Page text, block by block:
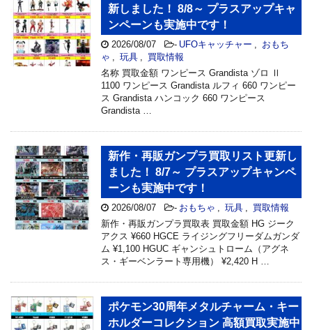
新しました！ 8/8～ プラスアップキャ
ンペーンも実施中です！
2026/08/07 - UFOキャッチャー , おもち
ゃ , 玩具 , 買取情報
名称 買取金額 ワンピース Grandista ゾロ Ⅱ
1100 ワンピース Grandista ルフィ 660 ワンピー
ス Grandista ハンコック 660 ワンピース
Grandista …
新作・再販ガンプラ買取リスト更新し
ました！ 8/7～ プラスアップキャンペ
ーンも実施中です！
2026/08/07 - おもちゃ , 玩具 , 買取情報
新作・再販ガンプラ買取表 買取金額 HG ジーク
アクス ¥660 HGCE ライジングフリーダムガンダ
ム ¥1,100 HGUC ギャンシュトローム（アグネ
ス・ギーベンラート専用機） ¥2,420 H …
ポケモン30周年メタルチャーム・キー
ホルダーコレクション 高額買取実施中